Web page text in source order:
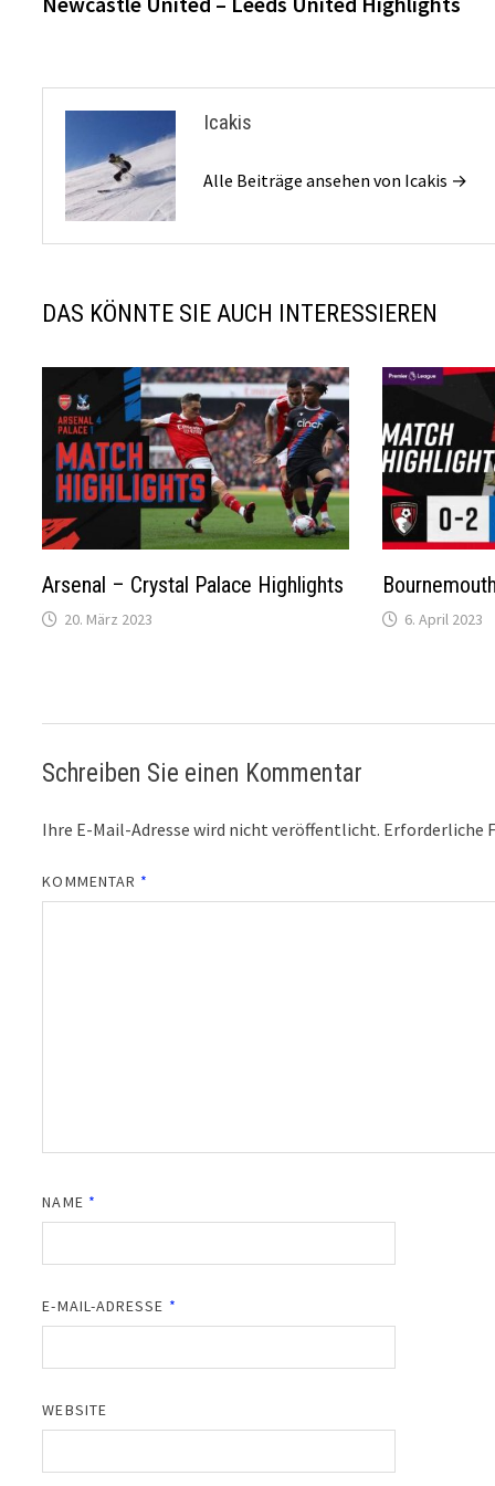
Icakis
Alle Beiträge ansehen von Icakis →
DAS KÖNNTE SIE AUCH INTERESSIEREN
Arsenal – Crystal Palace Highlights
20. März 2023 6. April 2023
Schreiben Sie einen Kommentar
Ihre E-Mail-Adresse wird nicht veröffentlicht. Erforderliche
KOMMENTAR *
NAME *
E-MAIL-ADRESSE *
WEBSITE